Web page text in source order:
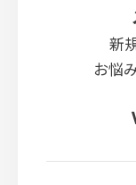
新
お悩